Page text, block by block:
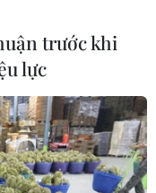
trước khi
lực